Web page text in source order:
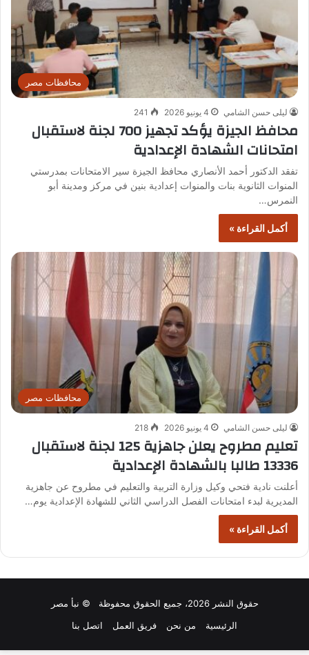
محافظات مصر
ليلى حسن الشامي 4 يونيو 2026 241
محافظ الجيزة يؤكد تجهيز 700 لجنة لاستقبال
امتحانات الشهادة الإعدادية
تفقد الدكتور أحمد الأنصاري محافظ الجيزة سير الامتحانات بمدرستي
المنوات الثانوية بنات والمنوات إعدادية بنين في مركز ومدينة أبو
النمرس…
أكمل القراءة »
محافظات مصر
ليلى حسن الشامي 4 يونيو 2026 218
تعليم مطروح يعلن جاهزية 125 لجنة لاستقبال
13336 طالبا بالشهادة الإعدادية
أعلنت نادية فتحي وكيل وزارة التربية والتعليم في مطروح عن جاهزية
المديرية لبدء امتحانات الفصل الدراسي الثاني للشهادة الإعدادية يوم…
أكمل القراءة »
حقوق النشر 2026، جميع الحقوق محفوظة © نبأ مصر
الرئيسية
من نحن فريق العمل اتصل بنا